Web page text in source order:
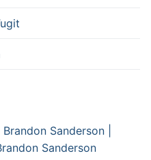
Sanderson |
Sanderson